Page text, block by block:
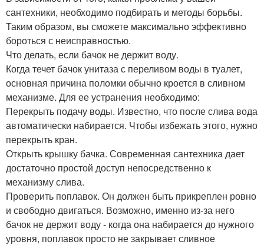
сантехники, необходимо подбирать и методы борьбы.
Таким образом, вы сможете максимально эффективно
бороться с неисправностью.
Что делать, если бачок не держит воду.
Когда течет бачок унитаза с переливом воды в туалет,
основная причина поломки обычно кроется в сливном
механизме. Для ее устранения необходимо:
Перекрыть подачу воды. Известно, что после слива вода
автоматически набирается. Чтобы избежать этого, нужно
перекрыть кран.
Открыть крышку бачка. Современная сантехника дает
достаточно простой доступ непосредственно к
механизму слива.
Проверить поплавок. Он должен быть прикреплен ровно
и свободно двигаться. Возможно, именно из-за него
бачок не держит воду - когда она набирается до нужного
уровня, поплавок просто не закрывает сливное